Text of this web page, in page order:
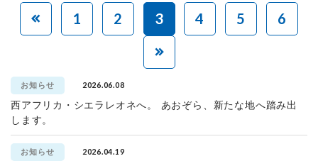
1 2 3 4 5 6
お知らせ 2026.06.08
西アフリカ・シエラレオネへ。 あおぞら、新たな地へ踏み出
します。
お知らせ 2026.04.19